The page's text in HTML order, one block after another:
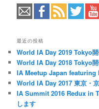
最近の投稿
World IA Day 2019 Tokyo
World IA Day 2018 Tokyo
IA Meetup Japan featuring
World IA Day 2017 東京・
IA Summit 2016 Redux in
します